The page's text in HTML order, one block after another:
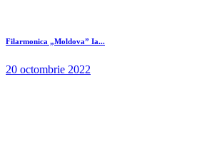
Filarmonica „Moldova” Ia...
20 octombrie 2022